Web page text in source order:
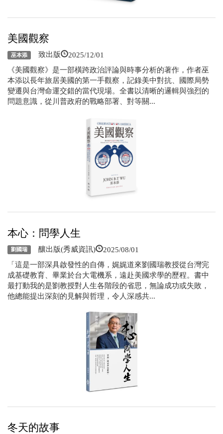
美國觀察
巫本添 致出版 2025/12/01
《美國觀察》是一部橫跨政治評論與時事分析的著作，作者巫
本添以長年旅居美國的第一手觀察，記錄美中對抗、國際局勢
變遷與台灣命運交錯的當代現場。全書以清晰的邏輯與強烈的
問題意識，從川普政府的戰略部署、對等關...
本心：問學人生
劉國瑞 釀出版(秀威資訊) 2025/08/01
「這是一部深具啟發性的自傳，娓娓道來劉國瑞教授從台灣完
成基礎教育、畢業於台大電機系，遠赴美國求學的歷程。書中
最打動我的是劉教授對人生各階段的省思，無論成功或失敗，
他總能提出深刻的見解與哲理，令人深感共...
冬天的故事